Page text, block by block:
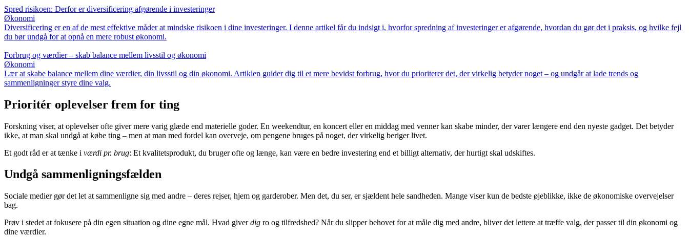
Spred risikoen: Derfor er diversificering afgørende i investeringer
Økonomi
Diversificering er en af de mest effektive måder at mindske risikoen i dine investeringer. I denne artikel får du indsigt i, hvorfor spredning af investeringer er afgørende, hvordan du gør det i praksis, og hvilke fejl
du bør undgå for at opnå en mere robust økonomi.
Forbrug og værdier – skab balance mellem livsstil og økonomi
Økonomi
Lær at skabe balance mellem dine værdier, din livsstil og din økonomi. Artiklen guider dig til et mere bevidst forbrug, hvor du prioriterer det, der virkelig betyder noget – og undgår at lade trends og
sammenligninger styre dine valg.
Prioritér oplevelser frem for ting
Forskning viser, at oplevelser ofte giver mere varig glæde end materielle goder. En weekendtur, en koncert eller en middag med venner kan skabe minder, der varer længere end den nyeste gadget. Det betyder
ikke, at man skal undgå at købe ting – men at man med fordel kan overveje, om pengene bruges på noget, der virkelig beriger livet.
Et godt råd er at tænke i værdi pr. brug: Et kvalitetsprodukt, du bruger ofte og længe, kan være en bedre investering end et billigt alternativ, der hurtigt skal udskiftes.
Undgå sammenligningsfælden
Sociale medier gør det let at sammenligne sig med andre – deres rejser, hjem og garderober. Men det, du ser, er sjældent hele sandheden. Mange viser kun de bedste øjeblikke, ikke de økonomiske overvejelser
bag.
Prøv i stedet at fokusere på din egen situation og dine egne mål. Hvad giverdig ro og tilfredshed? Når du slipper behovet for at måle dig med andre, bliver det lettere at træffe valg, der passer til din økonomi og
dine værdier.